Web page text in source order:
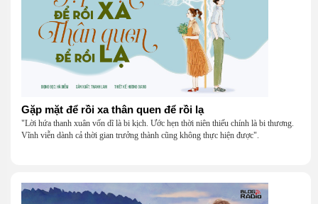
Gặp mặt để rồi xa thân quen để rồi lạ
"Lời hứa thanh xuân vốn dĩ là bi kịch. Ước hẹn thời niên thiếu chính là bi thương.
Vĩnh viễn dành cả thời gian trưởng thành cũng không thực hiện được".